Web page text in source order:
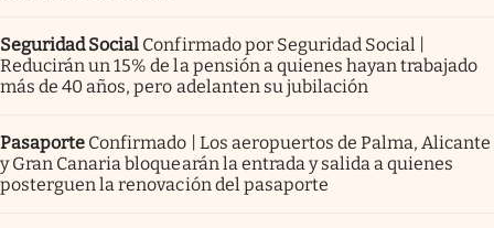
Seguridad Social Confirmado por Seguridad Social |
Reducirán un 15% de la pensión a quienes hayan trabajado
más de 40 años, pero adelanten su jubilación
Pasaporte Confirmado | Los aeropuertos de Palma, Alicante
y Gran Canaria bloquearán la entrada y salida a quienes
posterguen la renovación del pasaporte